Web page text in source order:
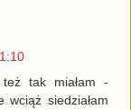
tak miałam -
wciąż siedziałam